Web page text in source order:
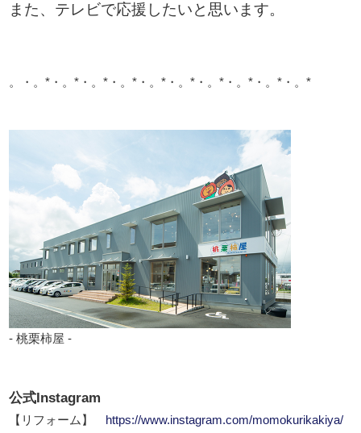
また、テレビで応援したいと思います。
。・。*・。*・。*・。*・。*・。*・。*・。*・。*・。*
- 桃栗柿屋 -
公式Instagram
【リフォーム】
https://www.instagram.com/momokurikakiya/